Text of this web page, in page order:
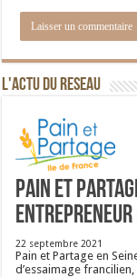
L'ACTU DU RESEAU
Pain et
entrepreneur
22 septembre 2021
Pain et Partage en
d’essaimage francilien,